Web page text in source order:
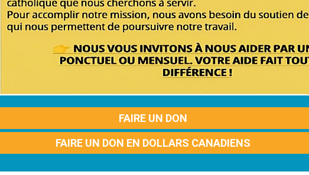
FAIRE UN DON
FAIRE UN DON EN DOLLARS CANADIENS